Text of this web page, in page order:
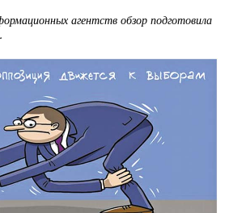
агентств обзор подготовила